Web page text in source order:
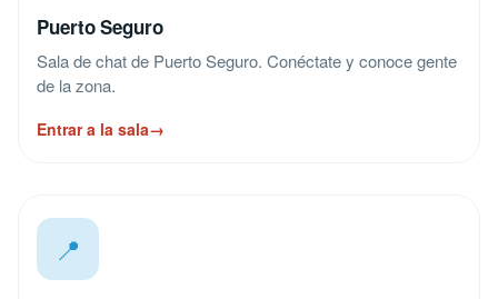
Puerto Seguro
Sala de chat de Puerto Seguro. Conéctate y conoce gente
de la zona.
Entrar a la sala→
📍